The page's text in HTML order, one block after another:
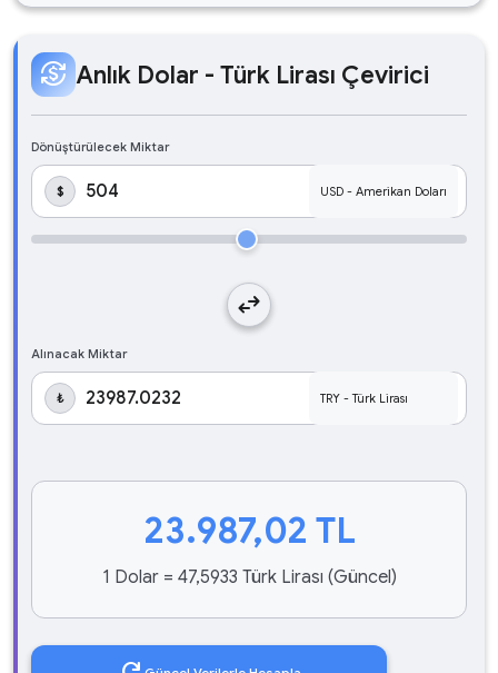
currency_exchange Anlık Dolar - Türk Lirası Çevirici
Dönüştürülecek Miktar
$
swap_horiz
Alınacak Miktar
₺
23.987,02 TL
1 Dolar = 47,5933 Türk Lirası (Güncel)